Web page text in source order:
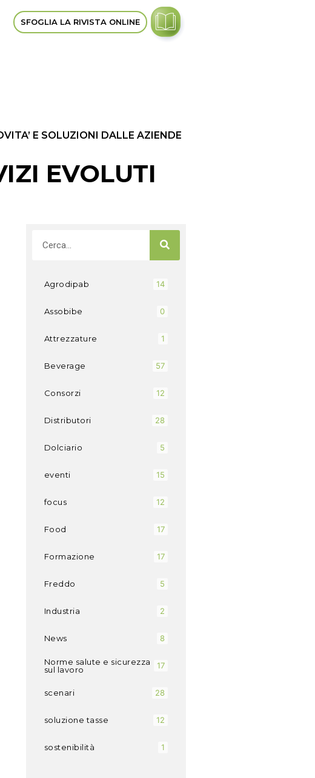
SFOGLIA LA RIVISTA ONLINE
E SOLUZIONI DALLE AZIENDE
EVOLUTI
Agrodipab 14
Assobibe 0
Attrezzature 1
Beverage 57
Consorzi 12
Distributori 28
Dolciario 5
eventi 15
focus 12
Food 17
Formazione 17
Freddo 5
Industria 2
News 8
Norme salute e sicurezza
sul lavoro
17
scenari 28
soluzione tasse 12
sostenibilità 1